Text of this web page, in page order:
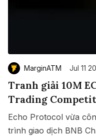
MarginATM Jul 11
Tranh giải 10M
Trading
Echo Protocol vừa
trình giao dịch BNB